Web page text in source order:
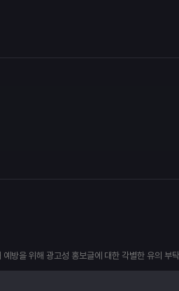
방을 위해 광고성 홍보글에 대한 각별한 유의 부